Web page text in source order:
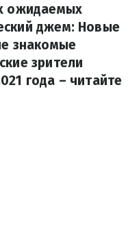
ожидаемых
джем: Новые
знакомые
зрители
года – читайте